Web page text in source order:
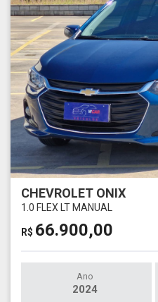
CHEVROLET ONIX
1.0 FLEX LT MANUAL
R$ 66.900,00
Ano
2024